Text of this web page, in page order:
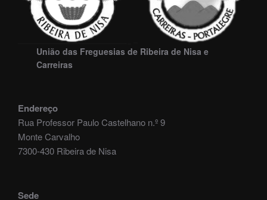
União das Freguesias de Ribeira de Nisa e
Carreiras
Endereço
Rua Professor Paulo Castelhano n.º 9
Monte Carvalho
7300-430 Ribeira de Nisa
Sede